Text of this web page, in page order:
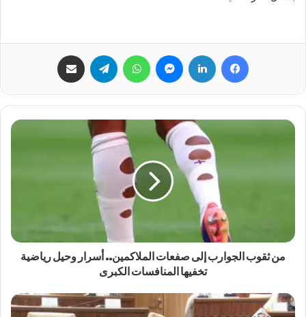
فيسبوك لينكدإن ماسنجر واتساب تيلقرام
من ثقوب الجوارب إلى صفعات الملاكمين.. أسرار وحيل رياضية
تخفيها المنافسات الكبرى